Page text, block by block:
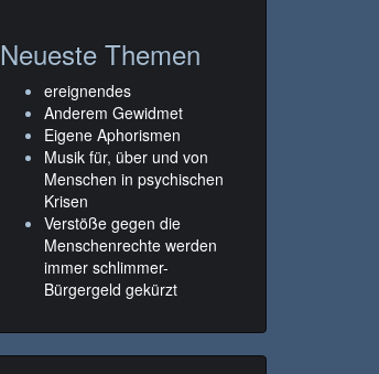
Neueste Themen
ereignendes
Anderem Gewidmet
Eigene Aphorismen
Musik für, über und von
Menschen in psychischen
Krisen
Verstöße gegen die
Menschenrechte werden
immer schlimmer-
Bürgergeld gekürzt